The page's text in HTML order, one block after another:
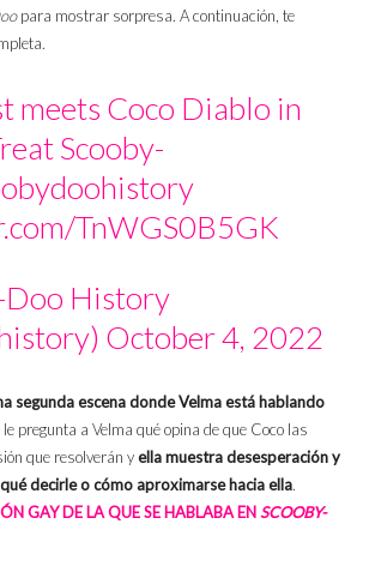
para mostrar sorpresa. A continuación, te
meets Coco Diablo in
Scooby-
TnWGS0B5GK
Doo History
October 4, 2022
segunda escena donde Velma está hablando
pregunta a Velma qué opina de que Coco las
que resolverán yella muestra desesperación y
decirle o cómo aproximarse hacia ella.
GAY DE LA QUE SE HABLABA ENSCOOBY-